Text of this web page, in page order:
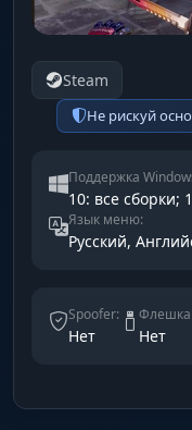
Steam
Не рискуй
Поддержка
10: все сборки;
Язык меню:
Русский,
Spoofer:
Нет
Флешка
Нет